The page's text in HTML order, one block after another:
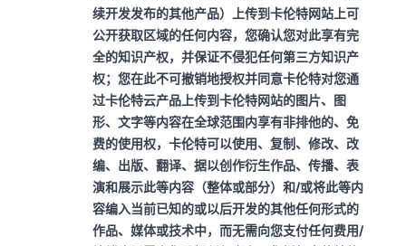
续开发发布的其他产品）上传到卡伦特网站上可
公开获取区域的任何内容，您确认您对此享有完
全的知识产权，并保证不侵犯任何第三方知识产
权；您在此不可撤销地授权并同意卡伦特对您通
过卡伦特云产品上传到卡伦特网站的图片、图
形、文字等内容在全球范围内享有非排他的、免
费的使用权，卡伦特可以使用、复制、修改、改
编、出版、翻译、据以创作衍生作品、传播、表
演和展示此等内容（整体或部分）和/或将此等内
容编入当前已知的或以后开发的其他任何形式的
作品、媒体或技术中，而无需向您支付任何费用/